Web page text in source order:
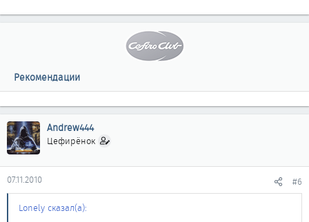
Рекомендации
Andrew444
Цефирёнок
07.11.2010 #6
Lonely сказал(а):